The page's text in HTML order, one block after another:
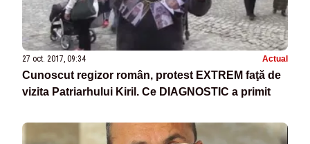
27 oct. 2017, 09:34 Actual
Cunoscut regizor român, protest EXTREM faţă de
vizita Patriarhului Kiril. Ce DIAGNOSTIC a primit